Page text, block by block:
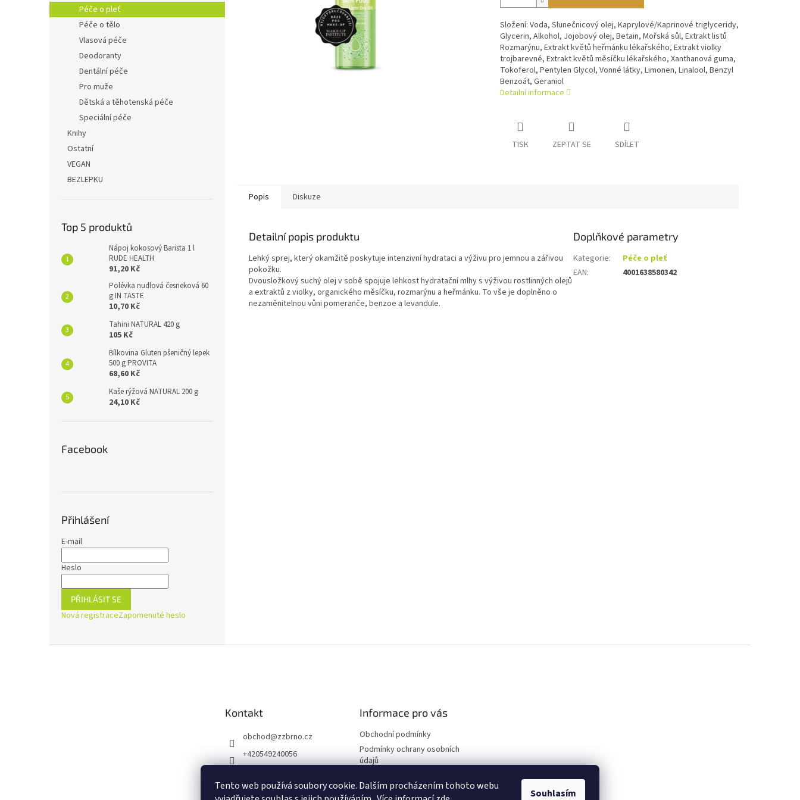
Tento web používá soubory cookie. Dalším procházením tohoto webu
Souhlasím
n
e
Péče o pleť
Péče o tělo
Vlasová péče
Deodoranty
Dentální péče
Pro muže
Dětská a těhotenská péče
Speciální péče
Knihy
Ostatní
VEGAN
BEZLEPKU
Top 5 produktů
Nápoj kokosový Barista 1 l
RUDE HEALTH
91,20 Kč
Polévka nudlová česneková 60
g IN TASTE
10,70 Kč
Tahini NATURAL 420 g
105 Kč
Bílkovina Gluten pšeničný lepek
500 g PROVITA
68,60 Kč
Kaše rýžová NATURAL 200 g
24,10 Kč
Facebook
Přihlášení
E-mail
Heslo
PŘIHLÁSIT SE
Nová registraceZapomenuté heslo
Složení: Voda, Slunečnicový olej, Kaprylové/Kaprinové triglyceridy,
Glycerin, Alkohol, Jojobový olej, Betain, Mořská sůl, Extrakt listů
Rozmarýnu, Extrakt květů heřmánku lékařského, Extrakt violky
trojbarevné, Extrakt květů měsíčku lékařského, Xanthanová guma,
Tokoferol, Pentylen Glycol, Vonné látky, Limonen, Linalool, Benzyl
Benzoát, Geraniol
Detailní informace
TISK ZEPTAT SE SDÍLET
Popis Diskuze
Detailní popis produktu
Lehký sprej, který okamžitě poskytuje intenzivní hydrataci a výživu pro jemnou a zářivou
pokožku.
Dvousložkový suchý olej v sobě spojuje lehkost hydratační mlhy s výživou rostlinných olejů
a extraktů z violky, organického měsíčku, rozmarýnu a heřmánku. To vše je doplněno o
nezaměnitelnou vůni pomeranče, benzoe a levandule.
Doplňkové parametry
Kategorie:
Péče o pleť
EAN: 4001638580342
Kontakt
obchod@zzbrno.cz
+420549240056
ejnaZdravyzivot
Informace pro vás
Obchodní podmínky
Podmínky ochrany osobních
údajů